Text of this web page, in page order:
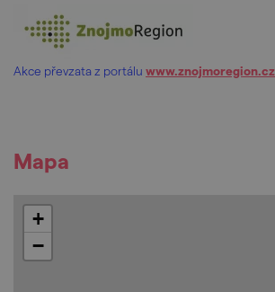
Akce převzata z portálu www.znojmoregion.cz
Mapa
+
−